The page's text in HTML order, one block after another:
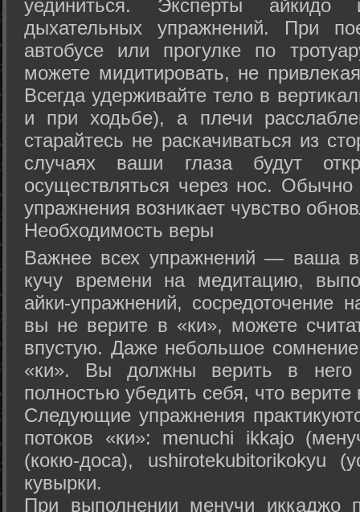
уединиться. Эксперты айкидо
дыхательных упражнений. При
автобусе или прогулке по
можете мидитировать, не
Всегда удерживайте тело в
и при ходьбе), а плечи
старайтесь не раскачиваться из
случаях ваши глаза будут
осуществляться через нос. Обычно
упражнения возникает чувство
Необходимость веры
Важнее всех упражнений — ваша
кучу времени на медитацию,
айки-упражнений, сосредоточение
вы не верите в «ки», можете
впустую. Даже небольшое сомнение
«ки». Вы должны верить в
полностью убедить себя, что верите
Следующие упражнения
потоков «ки»: menuchi ikkajo
(кокю-доса), ushiro­tekubitori­kokyu
кувырки.
При выполнении менучи иккаджо